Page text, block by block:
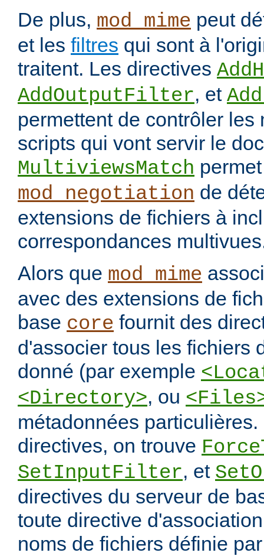
De plus, mod_mime peut
et les filtres qui sont à
traitent. Les directives
AddOutputFilter, et
permettent de contrôler les
scripts qui vont servir le
MultiviewsMatch
mod_negotiation de
extensions de fichiers à
correspondances
Alors que mod_mime
avec des extensions de
base core fournit des
d'associer tous les fichiers
donné (par exemple
<Directory>, ou
métadonnées
directives, on trouve
SetInputFilter, et
directives du serveur de
toute directive
noms de fichiers définie